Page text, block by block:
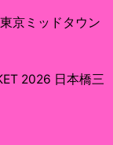
京ミッドタウン
2026 日本橋三